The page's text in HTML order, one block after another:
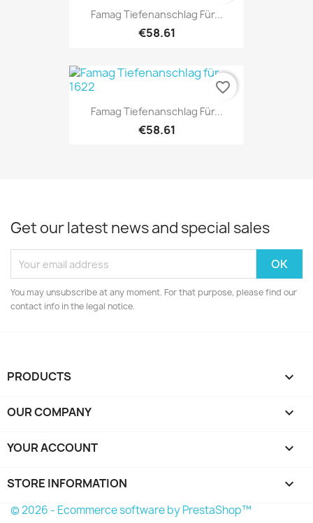
Famag Tiefenanschlag Für...
€58.61
Famag Tiefenanschlag Für...
€58.61
favorite_border
Get our latest news and special sales
You may unsubscribe at any moment. For that purpose, please find our
contact info in the legal notice.
PRODUCTS 
OUR COMPANY 
YOUR ACCOUNT 
STORE INFORMATION keyboard_arrow_down
© 2026 - Ecommerce software by PrestaShop™